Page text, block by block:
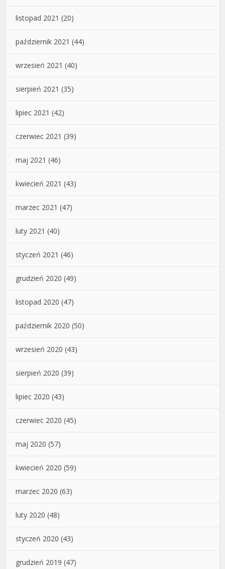
listopad 2021 (20)
październik 2021 (44)
wrzesień 2021 (40)
sierpień 2021 (35)
lipiec 2021 (42)
czerwiec 2021 (39)
maj 2021 (46)
kwiecień 2021 (43)
marzec 2021 (47)
luty 2021 (40)
styczeń 2021 (46)
grudzień 2020 (49)
listopad 2020 (47)
październik 2020 (50)
wrzesień 2020 (43)
sierpień 2020 (39)
lipiec 2020 (43)
czerwiec 2020 (45)
maj 2020 (57)
kwiecień 2020 (59)
marzec 2020 (63)
luty 2020 (48)
styczeń 2020 (43)
grudzień 2019 (47)